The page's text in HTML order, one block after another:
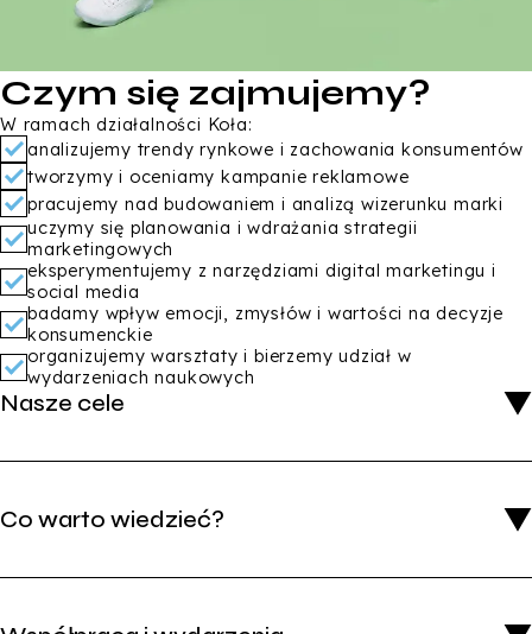
Czym się zajmujemy?
W ramach działalności Koła:
analizujemy trendy rynkowe i zachowania konsumentów
tworzymy i oceniamy kampanie reklamowe
pracujemy nad budowaniem i analizą wizerunku marki
uczymy się planowania i wdrażania strategii
marketingowych
eksperymentujemy z narzędziami digital marketingu i
social media
badamy wpływ emocji, zmysłów i wartości na decyzje
konsumenckie
organizujemy warsztaty i bierzemy udział w
wydarzeniach naukowych
Nasze cele
Celem Koła jest:
poszerzanie wiedzy i kompetencji studentów w zakresie
marketingu i zarządzania
i badaniach
Co warto wiedzieć?
spotkania Koła odbywają się co 2-3 tygodnie, w
członków. Terminy ustalane są na bieżąco wspólnie z